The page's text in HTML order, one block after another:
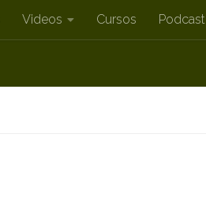
Videos Cursos Podcast